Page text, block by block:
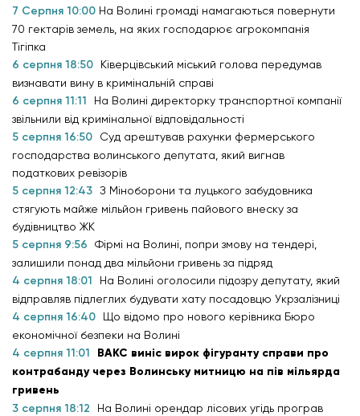
7 Серпня 10:00 На Волині громаді намагаються повернути
70 гектарів земель, на яких господарює агрокомпанія
Тігіпка
6 серпня 18:50
Ківерцівський міський голова передумав
визнавати вину в кримінальній справі
6 серпня 11:11
На Волині директорку транспортної компанії
звільнили від кримінальної відповідальності
5 серпня 16:50
Суд арештував рахунки фермерського
господарства волинського депутата, який вигнав
податкових ревізорів
5 серпня 12:43 З Міноборони та луцького забудовника
стягують майже мільйон гривень пайового внеску за
будівництво ЖК
5 серпня 9:56
Фірмі на Волині, попри змову на тендері,
залишили понад два мільйони гривень за підряд
4 серпня 18:01
На Волині оголосили підозру депутату, який
відправляв підлеглих будувати хату посадовцю Укрзалізниці
4 серпня 16:40
Що відомо про нового керівника Бюро
економічної безпеки на Волині
4 серпня 11:01
ВАКС виніс вирок фігуранту справи про
контрабанду через Волинську митницю на пів мільярда
гривень
3 серпня 18:12
На Волині орендар лісових угідь програв